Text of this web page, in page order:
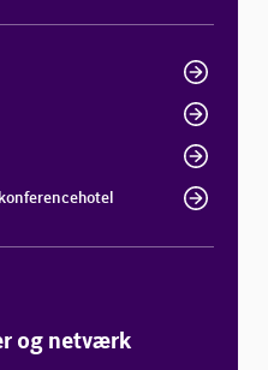
og netværk